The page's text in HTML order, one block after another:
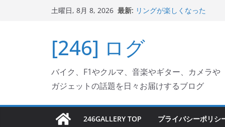
キ
土曜日, 8月 8, 2026 最新: Italjet Dragster 200のフロ
リングが楽しくなった
Jeff Beck 逝去
岩手県奥州市へのふるさと
フェクターが返礼品でもらえ
[246] ログ
バイク、F1やクルマ、音楽やギター、カメラや
ガジェットの話題を日々お届けするブログ
246GALLERY TOP プライバシーポリシ